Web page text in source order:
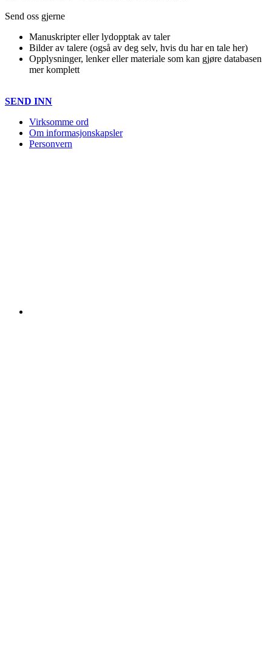
Send oss gjerne
Manuskripter eller lydopptak av taler
Bilder av talere (også av deg selv, hvis du har en tale her)
Opplysninger, lenker eller materiale som kan gjøre databasen
mer komplett
SEND INN
Virksomme ord
Om informasjonskapsler
Personvern